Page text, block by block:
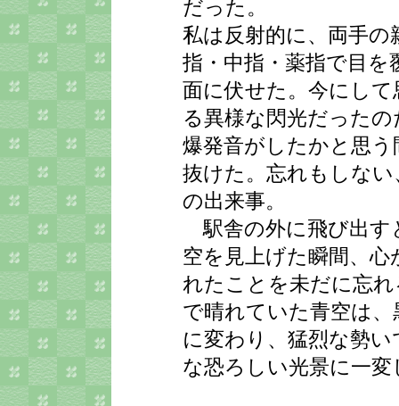
だった。
私は反射的に、両手
指・中指・薬指で目
面に伏せた。今にし
る異様な閃光だった
爆発音がしたかと思
抜けた。忘れもしない
の出来事。
駅舎の外に飛び出す
空を見上げた瞬間、
れたことを未だに忘
で晴れていた青空は
に変わり、猛烈な勢
な恐ろしい光景に一